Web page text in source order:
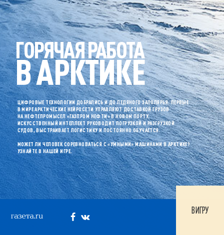
ГОРЯЧАЯ РАБОТА
В АРКТИКЕ
ЦИФРОВЫЕ ТЕХНОЛОГИИ ДОБРАЛИСЬ И ДО ЛЕДЯНОГО ЗАПОЛЯРЬЯ. ПЕРВЫЕ
В МИРЕ АРКТИЧЕСКИЕ НЕЙРОСЕТИ УПРАВЛЯЮТ ДОСТАВКОЙ ГРУЗОВ
НА НЕФТЕПРОМЫСЕЛ «ГАЗПРОМ НЕФТИ» В НОВОМ ПОРТУ.
ИСКУССТВЕННЫЙ ИНТЕЛЛЕКТ РУКОВОДИТ ПОГРУЗКОЙ И РАЗГРУЗКОЙ
СУДОВ, ВЫСТРАИВАЕТ ЛОГИСТИКУ И ПОСТОЯННО ОБУЧАЕТСЯ.
МОЖЕТ ЛИ ЧЕЛОВЕК СОРЕВНОВАТЬСЯ С «УМНЫМИ» МАШИНАМИ В АРКТИКЕ?
УЗНАЙТЕ В НАШЕЙ ИГРЕ.
В ИГРУ